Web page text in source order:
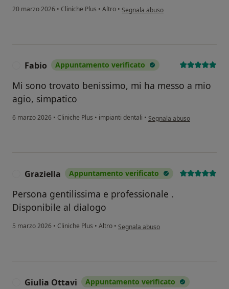
20 marzo 2026 • Cliniche Plus • Altro • secondo l'opinione dell'utente
Segnala abuso
Fabio Appuntamento verificato
Mi sono trovato benissimo, mi ha messo a mio
agio, simpatico
6 marzo 2026 • Cliniche Plus • impianti dentali • secondo l'opinione
Segnala abuso
Graziella Appuntamento verificato
Persona gentilissima e professionale .
Disponibile al dialogo
5 marzo 2026 • Cliniche Plus • Altro • secondo l'opinione dell'utente Graziella
Segnala abuso
Giulia Ottavi Appuntamento verificato